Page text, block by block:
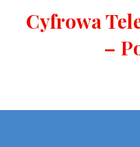
Cyfrowa
–